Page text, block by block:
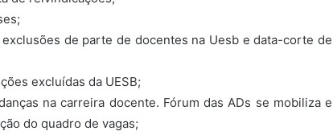
de parte de docentes na Uesb e data-corte de
excluídas da UESB;
na carreira docente. Fórum das ADs se mobiliza e
do quadro de vagas;